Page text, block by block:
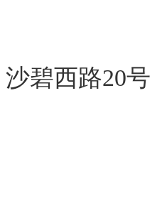
沙碧西路20号